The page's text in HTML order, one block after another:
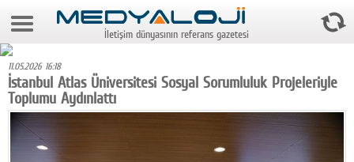
8 Ağustos 2026 13:58:31
Foto Galeri
Video Galeri
İletişim dünyasının referans gazetesi
11.05.2026 16:18
İstanbul Atlas Üniversitesi Sosyal Sorumluluk Projeleriyle
Toplumu Aydınlattı